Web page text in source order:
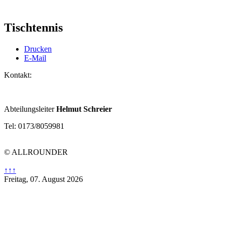
Tischtennis
Drucken
E-Mail
Kontakt:
AbteilungsleiterHelmut Schreier
Tel: 0173/8059981
© ALLROUNDER
↑↑↑
Freitag, 07. August 2026